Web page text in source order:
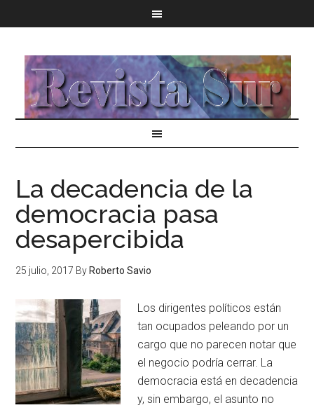
La decadencia de la
democracia pasa
desapercibida
25 julio, 2017 By Roberto Savio
Los dirigentes políticos están
tan ocupados peleando por un
cargo que no parecen notar que
el negocio podría cerrar. La
democracia está en decadencia
y, sin embargo, el asunto no